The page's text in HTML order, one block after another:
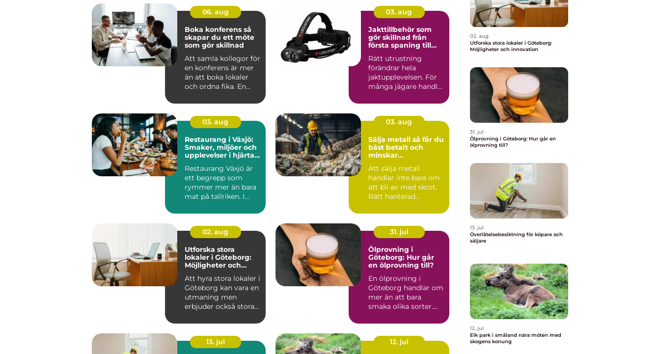
06. aug
Boka konferens så
skapar du ett möte
som gör skillnad
Att samla kollegor för
en konferens är mer
än att boka lokaler
och ordna fika. En
03. aug
Jakttillbehör som
gör skillnad från
första spaning till
Rätt utrustning
förändrar hela
jaktupplevelsen. För
många jägare handlar
mest pr...
03. aug
Restaurang i Växjö:
Smaker, miljöer och
upplevelser i hjärtat
Restaurang Växjö är
ett begrepp som
rymmer mer än bara
mat på tallriken. I...
03. aug
Sälja metall så får du
bäst betalt och
minskar
Att sälja metall
handlar inte bara om
att bli av med skrot.
Rätt hanterad
vär...
02. aug
Utforska stora
lokaler i Göteborg:
Möjligheter och
Att hyra stora lokaler i
Göteborg kan vara en
utmaning men
erbjuder också stora
31. jul
Ölprovning i
Göteborg: Hur går
en ölprovning till?
En ölprovning i
Göteborg handlar om
mer än att bara
smaka olika sorter.
13. jul
12. jul
02. aug
Utforska stora lokaler i Göteborg:
Möjligheter och innovation
31. jul
Ölprovning i Göteborg: Hur går en
ölprovning till?
13. jul
Överlåtelsebesiktning för köpare och
säljare
12. jul
Elk park i småland nära möten med
skogens konung